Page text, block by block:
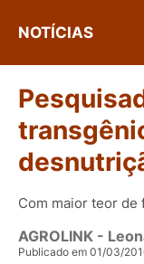
NOTÍCIAS
Com maior teor de
AGROLINK -
Publicado em 01/03/